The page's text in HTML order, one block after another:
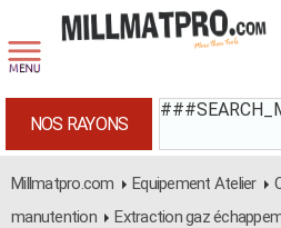
NOS RAYONS
Millmatpro.com Equipement Atelier
manutention
Extraction gaz